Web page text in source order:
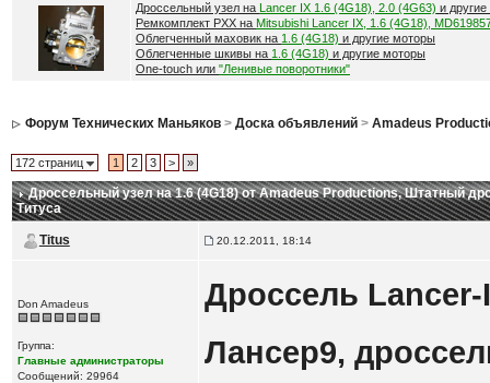
Дроссельный узел на Lancer IX 1.6 (4G18), 2.0 (4G63) и
Ремкомплект РХХ на Mitsubishi Lancer IX, 1.6 (4G18),
Облегченный маховик на 1.6 (4G18) и другие моторы
Облегченные шкивы на 1.6 (4G18) и другие моторы
One-touch или "Ленивые поворотники"
Форум Технических Маньяков> Доска объявлений> Amadeus
172 страниц 1 2 3 > »
Дроссельный узел на 1.6 (4G18) от Amadeus Productions, Штатный
Титуса
Titus 20.12.2011, 18:14
Don Amadeus
Группа:
Главные администраторы
Сообщений: 29964
Дроссель
Лансер9,